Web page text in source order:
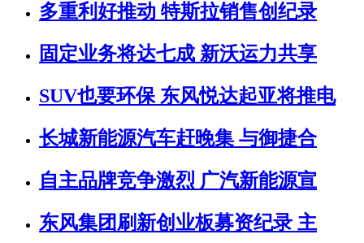
多重利好推动 特斯拉销售创纪录
固定业务将达七成 新沃运力共享
SUV也要环保 东风悦达起亚将推电
长城新能源汽车赶晚集 与御捷合
自主品牌竞争激烈 广汽新能源宣
东风集团刷新创业板募资纪录 主